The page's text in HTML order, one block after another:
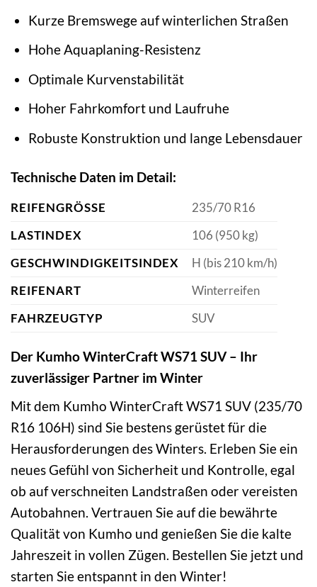
Kurze Bremswege auf winterlichen Straßen
Hohe Aquaplaning-Resistenz
Optimale Kurvenstabilität
Hoher Fahrkomfort und Laufruhe
Robuste Konstruktion und lange Lebensdauer
Technische Daten im Detail:
REIFENGRÖSSE
235/70 R16
LASTINDEX
106 (950 kg)
GESCHWINDIGKEITSINDEX
H (bis 210 km/h)
REIFENART
Winterreifen
FAHRZEUGTYP
SUV
Der Kumho WinterCraft WS71 SUV – Ihr
zuverlässiger Partner im Winter
Mit dem Kumho WinterCraft WS71 SUV (235/70
R16 106H) sind Sie bestens gerüstet für die
Herausforderungen des Winters. Erleben Sie ein
neues Gefühl von Sicherheit und Kontrolle, egal
ob auf verschneiten Landstraßen oder vereisten
Autobahnen. Vertrauen Sie auf die bewährte
Qualität von Kumho und genießen Sie die kalte
Jahreszeit in vollen Zügen. Bestellen Sie jetzt und
starten Sie entspannt in den Winter!